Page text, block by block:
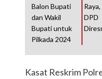
Balon Bupati
dan Wakil
Bupati untuk
Pilkada 2024
DPD
Kasat Reskrim